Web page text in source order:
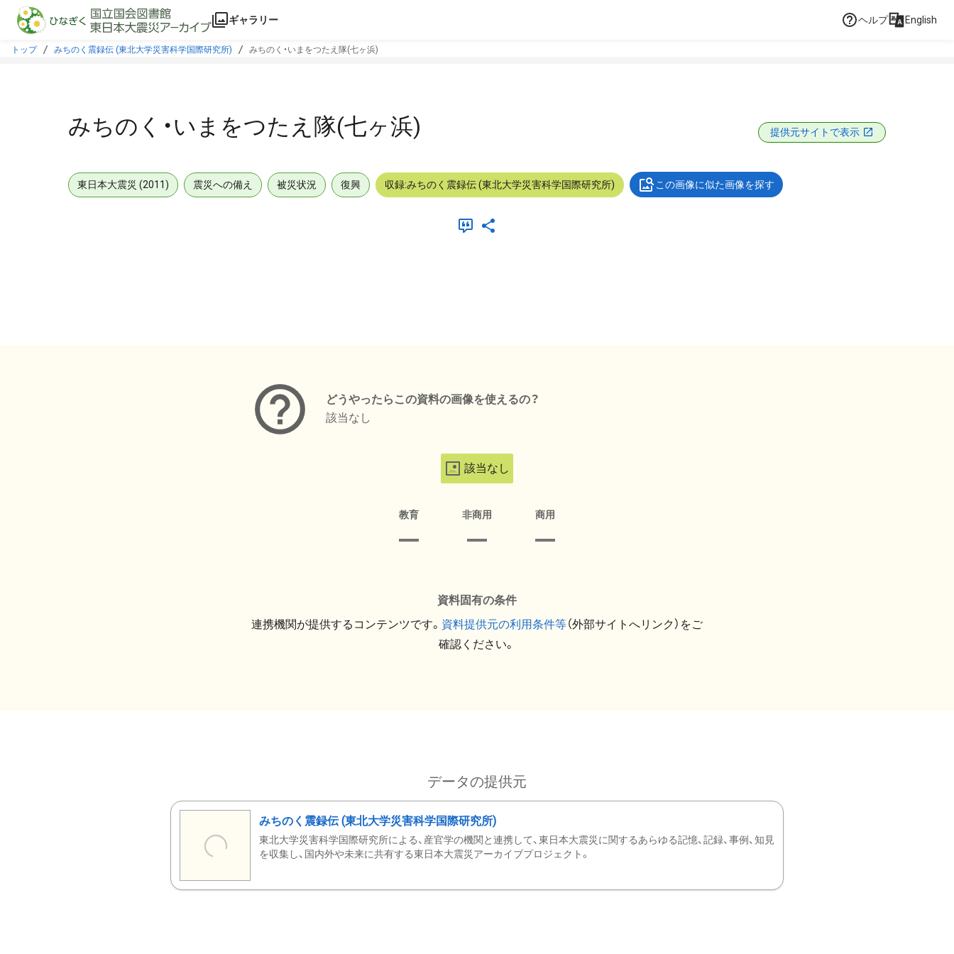
本文に飛ぶ
ギャラリー ヘルプ English
トップ みちのく震録伝 (東北大学災害科学国際研究所) みちのく・いまをつたえ隊(七ヶ浜)
みちのく・いまをつたえ隊(七ヶ浜) 提供元サイトで表示
東日本大震災 (2011) 震災への備え 被災状況 復興 収録:みちのく震録伝 (東北大学災害科学国際研究所) この画像に似た画像を探す
どうやったらこの資料の画像を使えるの？
該当なし
該当なし
教育 非商用 商用
資料固有の条件
連携機関が提供するコンテンツです。 資料提供元の利用条件等（外部サイトへリンク）をご
確認ください。
データの提供元
みちのく震録伝 (東北大学災害科学国際研究所)
東北大学災害科学国際研究所による、産官学の機関と連携して、東日本大震災に関するあらゆる記憶、記録、事例、知見
を収集し、国内外や未来に共有する東日本大震災アーカイブプロジェクト。